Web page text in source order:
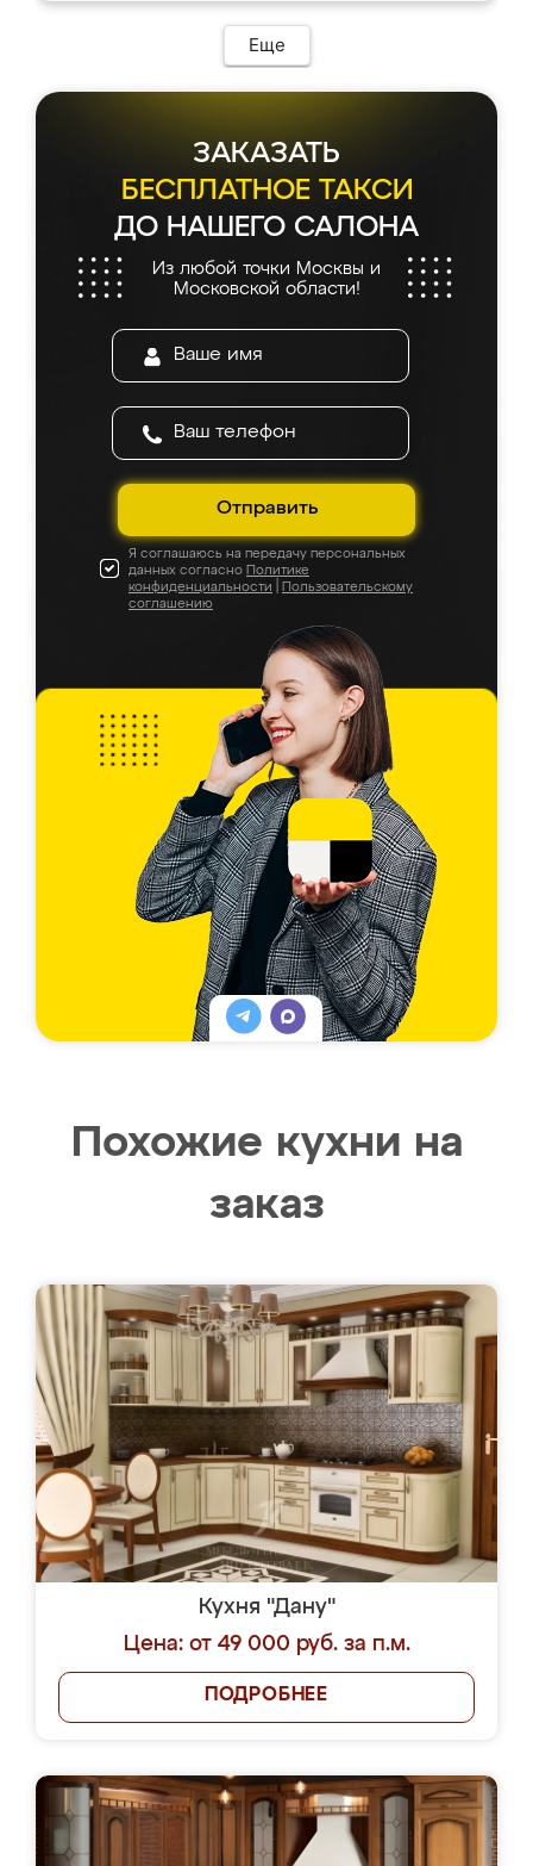
Еще
ЗАКАЗАТЬ
БЕСПЛАТНОЕ ТАКСИ
ДО НАШЕГО САЛОНА
Из любой точки Москвы и
Московской области!
Отправить
Я соглашаюсь на передачу персональных
данных согласно Политике
конфиденциальности
Пользовательскому
соглашению
Похожие кухни на
заказ
Кухня "Дану"
Цена: от 49 000 руб. за п.м.
ПОДРОБНЕЕ